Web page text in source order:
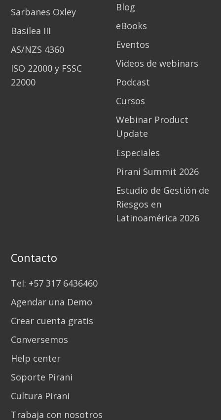
Sarbanes Oxley
Basilea III
AS/NZS 4360
ISO 22000 y FSSC
22000
Blog
eBooks
Eventos
Videos de webinars
Podcast
Cursos
Webinar Product
Update
Especiales
Pirani Summit 2026
Estudio de Gestión de
Riesgos en
Latinoamérica 2026
Contacto
Tel: +57 317 6436460
Agendar una Demo
Crear cuenta gratis
Conversemos
Help center
Soporte Pirani
Cultura Pirani
Trabaja con nosotros